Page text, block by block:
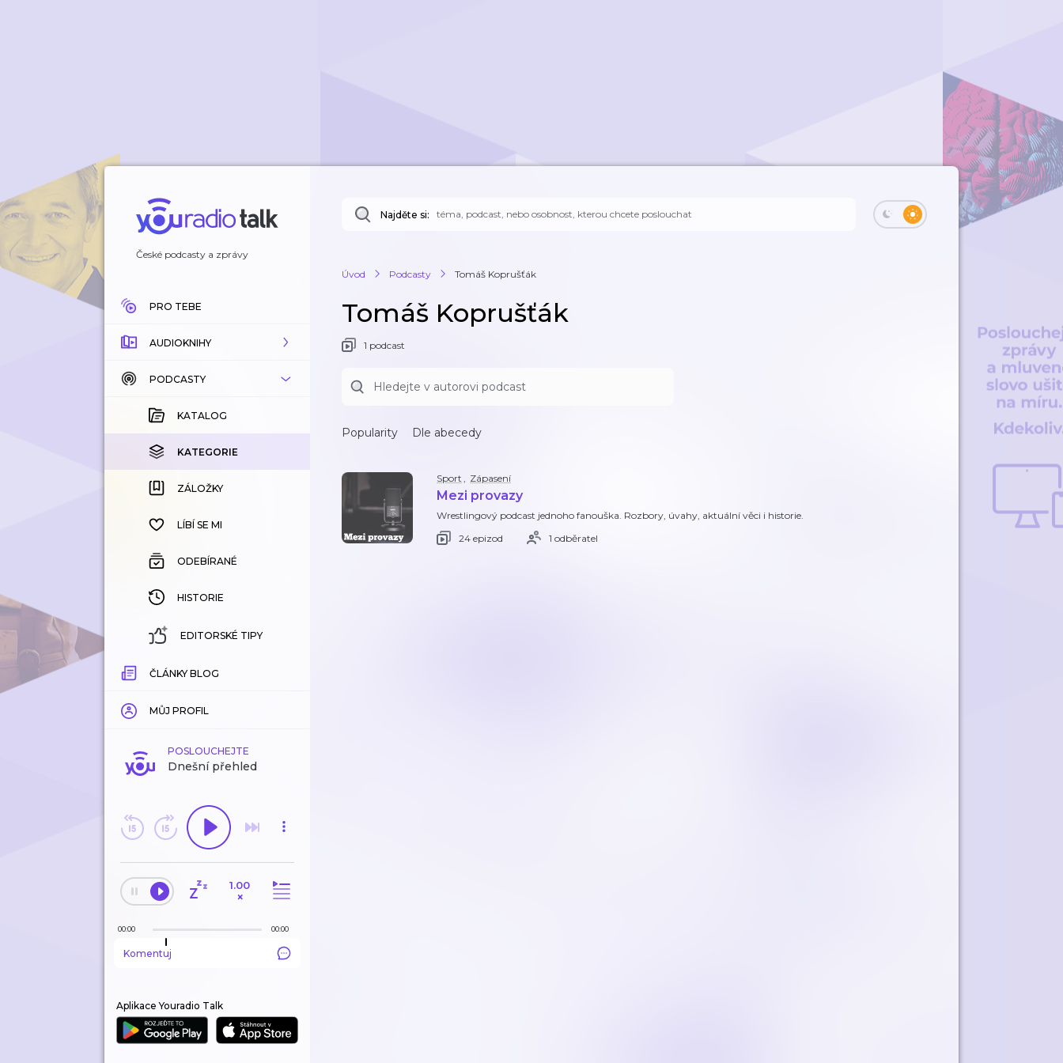
České podcasty a zprávy
PRO TEBE
AUDIOKNIHY
KATALOG
KOUPENÉ
KATEGORIE
ZÁLOŽKY
HISTORIE
PODCASTY
KATALOG
KATEGORIE
ZÁLOŽKY
LÍBÍ SE MI
ODEBÍRANÉ
HISTORIE
EDITORSKÉ TIPY
ČLÁNKY BLOG
MŮJ PROFIL
POSLOUCHEJTE
Dnešní přehled
1.00
×
00:00 00:00
Komentuj
Aplikace Youradio Talk
Najděte si:
Úvod Podcasty Tomáš Koprušťák
Tomáš Koprušťák
1 podcast
Popularity Dle abecedy
Sport , Zápasení
Mezi provazy
Wrestlingový podcast jednoho fanouška. Rozbory, úvahy, aktuální věci i historie.
24 epizod
1 odběratel